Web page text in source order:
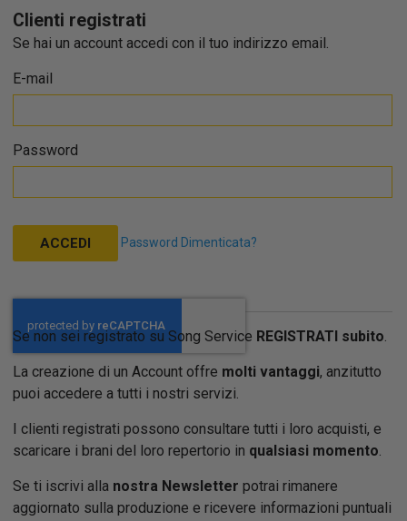
Clienti registrati
Se hai un account accedi con il tuo indirizzo email.
E-mail
Password
ACCEDI Password Dimenticata?
Se non sei registrato su Song Service REGISTRATI subito.
La creazione di un Account offre molti vantaggi, anzitutto
puoi accedere a tutti i nostri servizi.
I clienti registrati possono consultare tutti i loro acquisti, e
scaricare i brani del loro repertorio in qualsiasi momento.
Se ti iscrivi alla nostra Newsletter potrai rimanere
aggiornato sulla produzione e ricevere informazioni puntuali